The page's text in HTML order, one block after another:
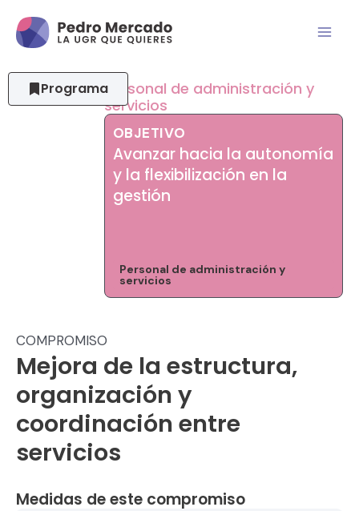
ProgramaPersonal de administración y
servicios
OBJETIVO
Avanzar hacia la autonomía
y la flexibilización en la
gestión
Personal de administración y
servicios
COMPROMISO
Mejora de la estructura,
organización y
coordinación entre
servicios
Medidas de este compromiso